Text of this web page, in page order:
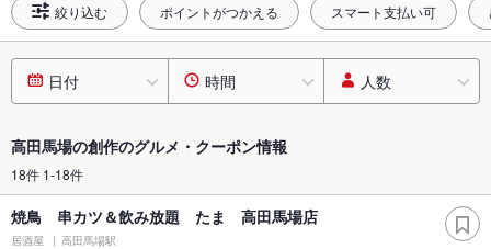
絞り込む ポイントがつかえる スマート支払い可
日付 時間 人数
高田馬場の創作のグルメ・クーポン情報
18件 1-18件
焼鳥 串カツ＆飲み放題 たま 高田馬場店
居酒屋 高田馬場駅